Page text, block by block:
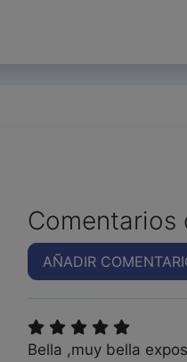
Comentarios
AÑADIR
Bella ,muy bella